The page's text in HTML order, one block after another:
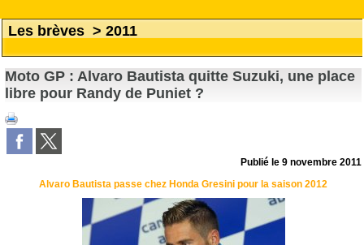
Les brèves > 2011
Moto GP : Alvaro Bautista quitte Suzuki, une place
libre pour Randy de Puniet ?
Publié le9 novembre 2011
Alvaro Bautista passe chez Honda Gresini pour la saison 2012